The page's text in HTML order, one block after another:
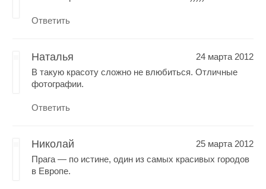
Ответить
Наталья
24 марта 2012
В такую красоту сложно не влюбиться. Отличные
фотографии.
Ответить
Николай
25 марта 2012
Прага — по истине, один из самых красивых городов
в Европе.